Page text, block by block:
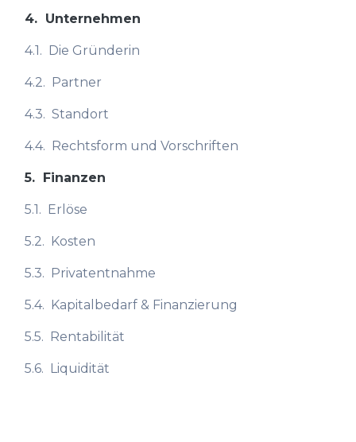
4. Unternehmen
4.1. Die Gründerin
4.2. Partner
4.3. Standort
4.4. Rechtsform und Vorschriften
5. Finanzen
5.1. Erlöse
5.2. Kosten
5.3. Privatentnahme
5.4. Kapitalbedarf & Finanzierung
5.5. Rentabilität
5.6. Liquidität